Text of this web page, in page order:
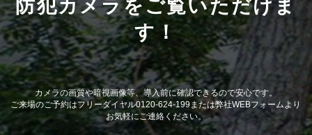
防犯カメラをご覧いただけま
す！
カメラの画質や暗視画像等、導入前に確認できるので安心です。
ご来場のご予約はフリーダイヤル0120-624-199または弊社WEBフォームより
お気軽にご連絡ください。